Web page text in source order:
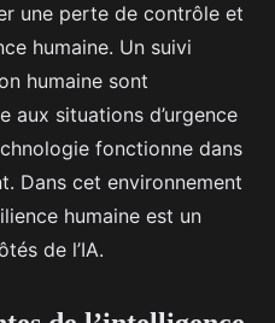
une perte de contrôle et
humaine. Un suivi
humaine sont
aux situations d’urgence
fonctionne dans
Dans cet environnement
humaine est un
de l’IA.